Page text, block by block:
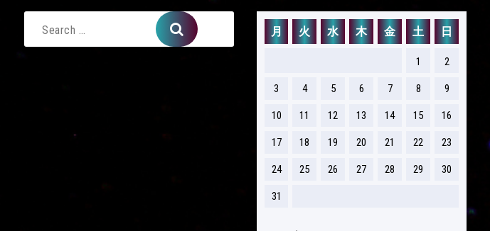
Search 月 火 水 木 金 土 日
1 2
3 4 5 6 7 8 9
10 11 12 13 14 15 16
17 18 19 20 21 22 23
24 25 26 27 28 29 30
31